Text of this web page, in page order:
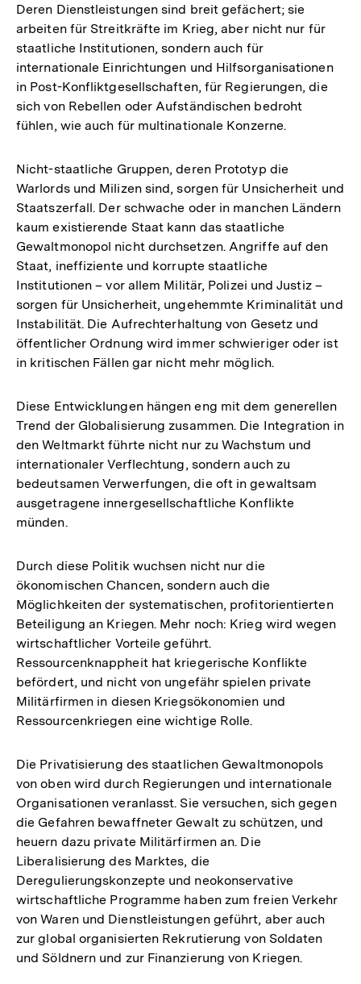
Deren Dienstleistungen sind breit gefächert; sie
arbeiten für Streitkräfte im Krieg, aber nicht nur für
staatliche Institutionen, sondern auch für
internationale Einrichtungen und Hilfsorganisationen
in Post-Konfliktgesellschaften, für Regierungen, die
sich von Rebellen oder Aufständischen bedroht
fühlen, wie auch für multinationale Konzerne.
Nicht-staatliche Gruppen, deren Prototyp die
Warlords und Milizen sind, sorgen für Unsicherheit und
Staatszerfall. Der schwache oder in manchen Ländern
kaum existierende Staat kann das staatliche
Gewaltmonopol nicht durchsetzen. Angriffe auf den
Staat, ineffiziente und korrupte staatliche
Institutionen – vor allem Militär, Polizei und Justiz –
sorgen für Unsicherheit, ungehemmte Kriminalität und
Instabilität. Die Aufrechterhaltung von Gesetz und
öffentlicher Ordnung wird immer schwieriger oder ist
in kritischen Fällen gar nicht mehr möglich.
Diese Entwicklungen hängen eng mit dem generellen
Trend der Globalisierung zusammen. Die Integration in
den Weltmarkt führte nicht nur zu Wachstum und
internationaler Verflechtung, sondern auch zu
bedeutsamen Verwerfungen, die oft in gewaltsam
ausgetragene innergesellschaftliche Konflikte
münden.
Durch diese Politik wuchsen nicht nur die
ökonomischen Chancen, sondern auch die
Möglichkeiten der systematischen, profitorientierten
Beteiligung an Kriegen. Mehr noch: Krieg wird wegen
wirtschaftlicher Vorteile geführt.
Ressourcenknappheit hat kriegerische Konflikte
befördert, und nicht von ungefähr spielen private
Militärfirmen in diesen Kriegsökonomien und
Ressourcenkriegen eine wichtige Rolle.
Die Privatisierung des staatlichen Gewaltmonopols
von oben wird durch Regierungen und internationale
Organisationen veranlasst. Sie versuchen, sich gegen
die Gefahren bewaffneter Gewalt zu schützen, und
heuern dazu private Militärfirmen an. Die
Liberalisierung des Marktes, die
Deregulierungskonzepte und neokonservative
wirtschaftliche Programme haben zum freien Verkehr
von Waren und Dienstleistungen geführt, aber auch
zur global organisierten Rekrutierung von Soldaten
und Söldnern und zur Finanzierung von Kriegen.